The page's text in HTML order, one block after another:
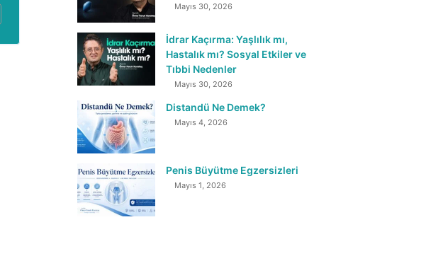
Mayıs 30, 2026
İdrar Kaçırma: Yaşlılık mı,
Hastalık mı? Sosyal Etkiler ve
Tıbbi Nedenler
Mayıs 30, 2026
Distandü Ne Demek?
Mayıs 4, 2026
Penis Büyütme Egzersizleri
Mayıs 1, 2026